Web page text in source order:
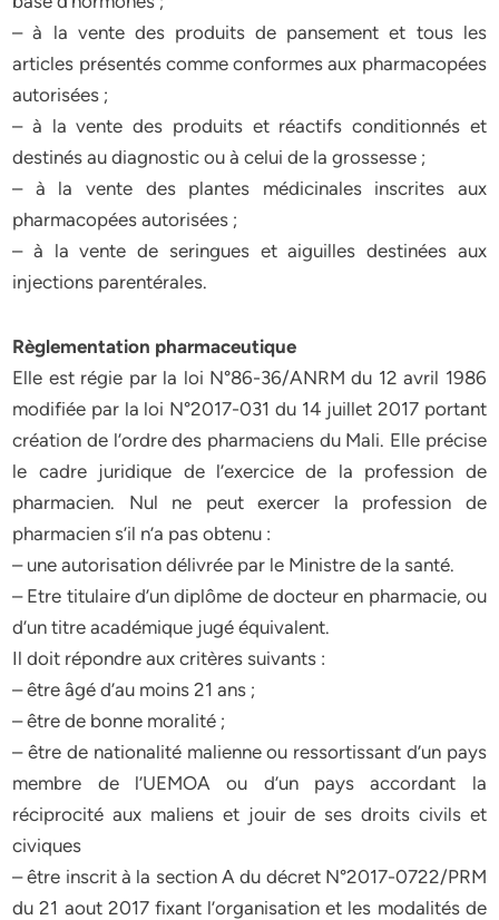
– à la vente des produits de pansement et tous les
articles présentés comme conformes aux pharmacopées
autorisées ;
– à la vente des produits et réactifs conditionnés et
destinés au diagnostic ou à celui de la grossesse ;
– à la vente des plantes médicinales inscrites aux
pharmacopées autorisées ;
– à la vente de seringues et aiguilles destinées aux
injections parentérales.
Règlementation pharmaceutique
Elle est régie par la loi N°86-36/ANRM du 12 avril 1986
modifiée par la loi N°2017-031 du 14 juillet 2017 portant
création de l’ordre des pharmaciens du Mali. Elle précise
le cadre juridique de l’exercice de la profession de
pharmacien. Nul ne peut exercer la profession de
pharmacien s’il n’a pas obtenu :
– une autorisation délivrée par le Ministre de la santé.
– Etre titulaire d’un diplôme de docteur en pharmacie, ou
d’un titre académique jugé équivalent.
Il doit répondre aux critères suivants :
– être âgé d’au moins 21 ans ;
– être de bonne moralité ;
– être de nationalité malienne ou ressortissant d’un pays
membre de l’UEMOA ou d’un pays accordant la
réciprocité aux maliens et jouir de ses droits civils et
civiques
– être inscrit à la section A du décret N°2017-0722/PRM
du 21 aout 2017 fixant l’organisation et les modalités de